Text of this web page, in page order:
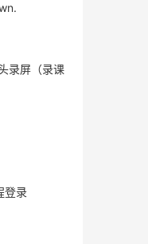
录屏（录课
登录